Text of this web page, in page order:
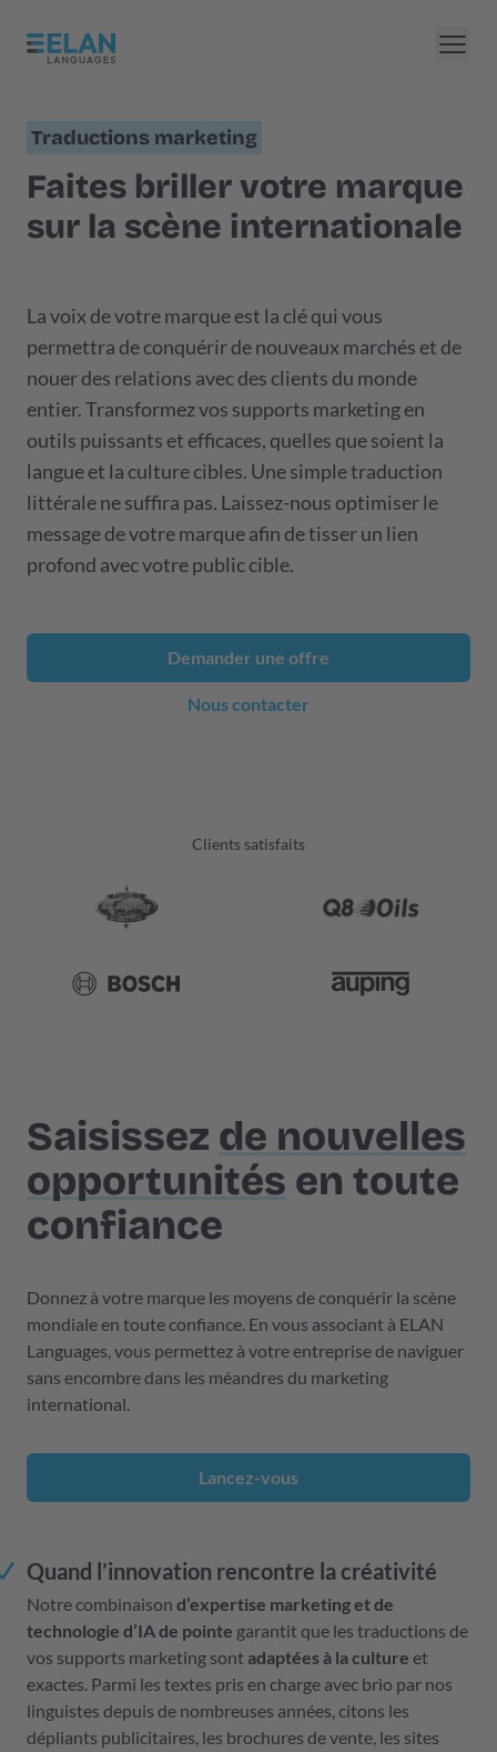
Traductions marketing
Faites briller votre marque
sur la scène internationale
La voix de votre marque est la clé qui vous
permettra de conquérir de nouveaux marchés et de
nouer des relations avec des clients du monde
entier. Transformez vos supports marketing en
outils puissants et efficaces, quelles que soient la
langue et la culture cibles. Une simple traduction
littérale ne suffira pas. Laissez-nous optimiser le
message de votre marque afin de tisser un lien
profond avec votre public cible.
Demander une offre
Nous contacter
Clients satisfaits
Saisissez de nouvelles
opportunités en toute
confiance
Donnez à votre marque les moyens de conquérir la scène
mondiale en toute confiance. En vous associant à ELAN
Languages, vous permettez à votre entreprise de naviguer
sans encombre dans les méandres du marketing
international.
Lancez-vous
Quand l’innovation rencontre la créativité
Notre combinaison d’expertise marketing et de
technologie d’IA de pointe garantit que les traductions de
vos supports marketing sont adaptées à la culture et
exactes. Parmi les textes pris en charge avec brio par nos
linguistes depuis de nombreuses années, citons les
dépliants publicitaires, les brochures de vente, les sites